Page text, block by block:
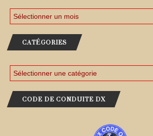
CATÉGORIES
CODE DE CONDUITE DX